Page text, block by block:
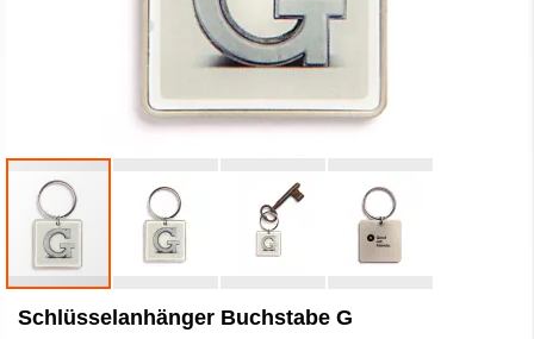
Anfang
Schlüsselanhänger Buchstabe G